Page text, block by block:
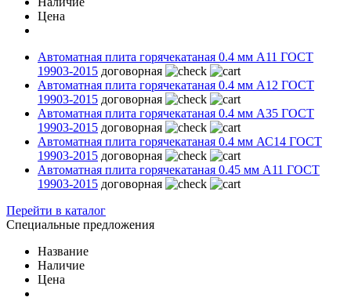
Цена
Автоматная плита горячекатаная 0.4 мм А11 ГОСТ
19903-2015 договорная
Автоматная плита горячекатаная 0.4 мм А12 ГОСТ
19903-2015 договорная
Автоматная плита горячекатаная 0.4 мм А35 ГОСТ
19903-2015 договорная
Автоматная плита горячекатаная 0.4 мм АС14 ГОСТ
19903-2015 договорная
Автоматная плита горячекатаная 0.45 мм А11 ГОСТ
19903-2015 договорная
Перейти в каталог
Специальные предложения
Название
Наличие
Цена